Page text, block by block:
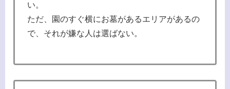
い。
ただ、園のすぐ横にお墓があるエリアがあるの
で、それが嫌な人は選ばない。